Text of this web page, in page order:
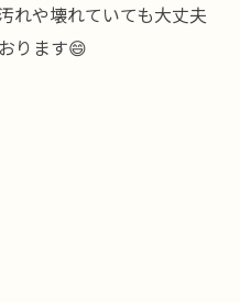
れや壊れていても大丈夫
ります😄